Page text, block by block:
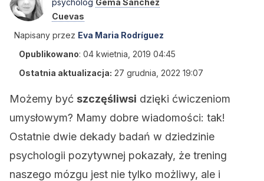
psycholog Gema Sánchez
Cuevas
Napisany przez Eva Maria Rodríguez
Opublikowano: 04 kwietnia, 2019 04:45
Ostatnia aktualizacja: 27 grudnia, 2022 19:07
Możemy być szczęśliwsi dzięki ćwiczeniom
umysłowym? Mamy dobre wiadomości: tak!
Ostatnie dwie dekady badań w dziedzinie
psychologii pozytywnej pokazały, że trening
naszego mózgu jest nie tylko możliwy, ale i